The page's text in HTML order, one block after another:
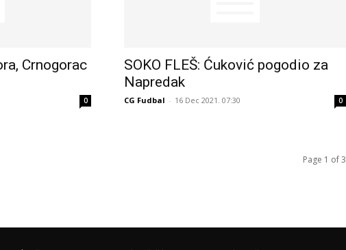
Crnogorac
0
SOKO FLEŠ: Ćuković pogodio za
Napredak
CG Fudbal - 16 Dec 2021. 07:30 0
Page 1 of 3